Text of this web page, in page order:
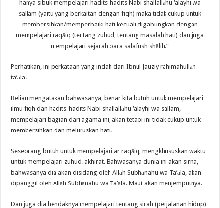
hanya sibuk mempelajari hadits-hadits Nabi shallallāhu ‘alayhi wa
sallam (yaitu yang berkaitan dengan fiqh) maka tidak cukup untuk
membersihkan/memperbaiki hati kecuali digabungkan dengan
mempelajari raqāiq (tentang zuhud, tentang masalah hati) dan juga
mempelajari sejarah para salafush shālih.”
Perhatikan, ini perkataan yang indah dari Ibnul Jauziy rahimahullāh
ta’āla.
Beliau mengatakan bahwasanya, benar kita butuh untuk mempelajari
ilmu fiqh dan hadits-hadits Nabi shallallāhu ‘alayhi wa sallam,
mempelajari bagian dari agama ini, akan tetapi ini tidak cukup untuk
membersihkan dan meluruskan hati.
Seseorang butuh untuk mempelajari ar raqāiq, mengkhususkan waktu
untuk mempelajari zuhud, akhirat. Bahwasanya dunia ini akan sirna,
bahwasanya dia akan disidang oleh Allāh Subhānahu wa Ta’āla, akan
dipanggil oleh Allāh Subhānahu wa Ta’āla. Maut akan menjemputnya.
Dan juga dia hendaknya mempelajari tentang sirah (perjalanan hidup)